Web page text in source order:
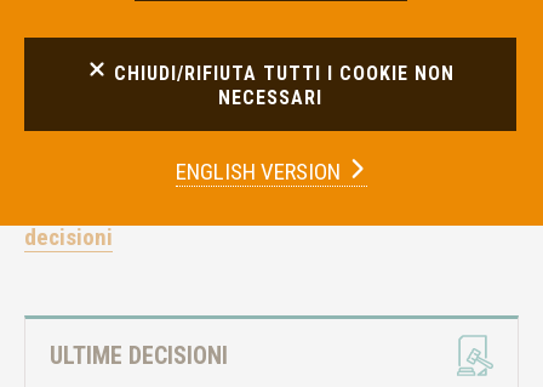
decisioni
ULTIME DECISIONI
CHIUDI/RIFIUTA TUTTI I COOKIE NON
NECESSARI
ENGLISH VERSION